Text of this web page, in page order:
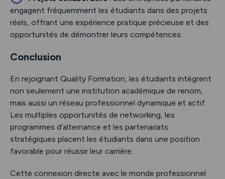
engagent fréquemment les étudiants dans des projets
réels, offrant une expérience pratique précieuse et des
opportunités de démontrer leurs compétences.
Conclusion
En rejoignant Quality Formation, les étudiants intègrent
non seulement une institution académique de renom,
mais aussi un réseau professionnel dynamique et actif.
Les multiples opportunités de networking, les
programmes d’alternance et les partenariats
stratégiques placent les étudiants dans une position
favorable pour réussir leur carrière.
Cette connexion directe avec le monde professionnel